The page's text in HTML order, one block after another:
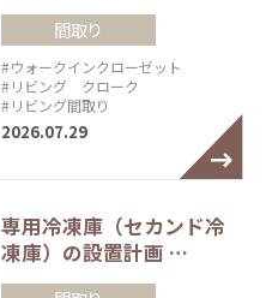
間取り
#ウォークインクローゼット
#リビング クローク
#リビング間取り
2026.07.29
専用冷凍庫（セカンド冷
凍庫）の設置計画 …